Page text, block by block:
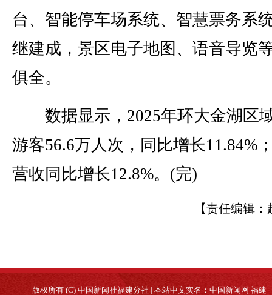
台、智能停车场系统、智慧票务系
继建成，景区电子地图、语音导览
俱全。
数据显示，2025年环大金湖区
游客56.6万人次，同比增长11.84%
营收同比增长12.8%。(完)
【责任编辑：
版权所有 (C) 中国新闻社福建分社 | 本站中文实名：中国新闻网|福建